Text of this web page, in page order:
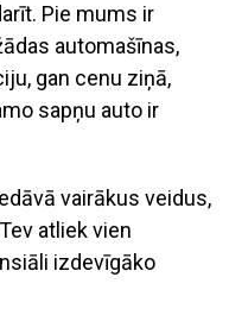
Pie mums ir
automašīnas,
gan cenu ziņā,
sapņu auto ir
vairākus veidus,
atliek vien
izdevīgāko